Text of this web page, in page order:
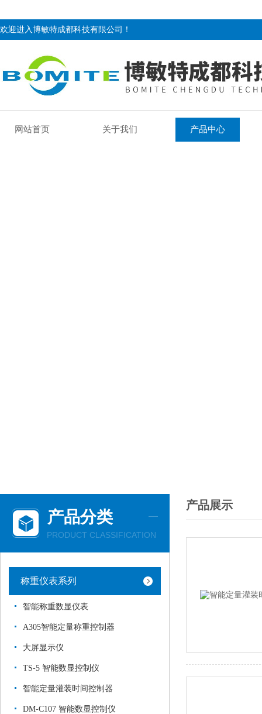
欢迎进入博敏特成都科技有限公司！
网站首页 关于我们 产品中心
产品分类
PRODUCT CLASSIFICATION
称重仪表系列
智能称重数显仪表
A305智能定量称重控制器
大屏显示仪
TS-5 智能数显控制仪
智能定量灌装时间控制器
DM-C107 智能数显控制仪
产品展示